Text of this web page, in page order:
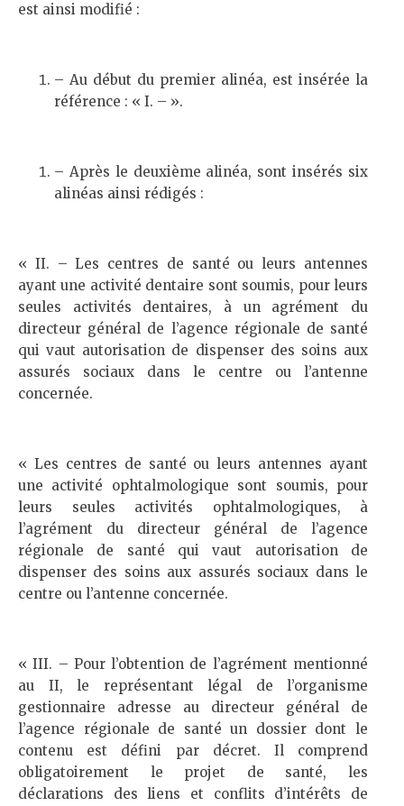
est ainsi modifié :
– Au début du premier alinéa, est insérée la
référence : « I. – ».
– Après le deuxième alinéa, sont insérés six
alinéas ainsi rédigés :
« II. – Les centres de santé ou leurs antennes
ayant une activité dentaire sont soumis, pour leurs
seules activités dentaires, à un agrément du
directeur général de l’agence régionale de santé
qui vaut autorisation de dispenser des soins aux
assurés sociaux dans le centre ou l’antenne
concernée.
« Les centres de santé ou leurs antennes ayant
une activité ophtalmologique sont soumis, pour
leurs seules activités ophtalmologiques, à
l’agrément du directeur général de l’agence
régionale de santé qui vaut autorisation de
dispenser des soins aux assurés sociaux dans le
centre ou l’antenne concernée.
« III. – Pour l’obtention de l’agrément mentionné
au II, le représentant légal de l’organisme
gestionnaire adresse au directeur général de
l’agence régionale de santé un dossier dont le
contenu est défini par décret. Il comprend
obligatoirement le projet de santé, les
déclarations des liens et conflits d’intérêts de